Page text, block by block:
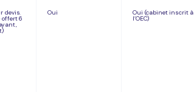
devis.
offert 6
Oui Oui (cabinet inscrit à
l’OEC)